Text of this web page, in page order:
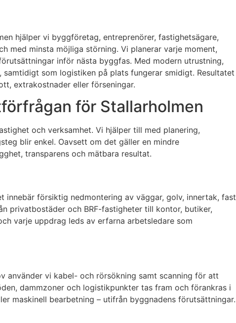
hjälper vi byggföretag, entreprenörer, fastighetsägare,
med minsta möjliga störning. Vi planerar varje moment,
inför nästa byggfas. Med modern utrustning,
som logistiken på plats fungerar smidigt. Resultatet
extrakostnader eller förseningar.
för Stallarholmen
och verksamhet. Vi hjälper till med planering,
blir enkel. Oavsett om det gäller en mindre
transparens och mätbara resultat.
försiktig nedmontering av väggar, golv, innertak, fast
privatbostäder och BRF-fastigheter till kontor, butiker,
varje uppdrag leds av erfarna arbetsledare som
använder vi kabel- och rörsökning samt scanning för att
dammzoner och logistikpunkter tas fram och förankras i
maskinell bearbetning – utifrån byggnadens förutsättningar.